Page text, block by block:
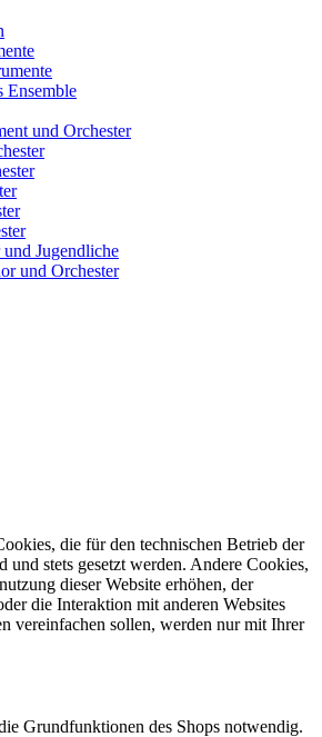
Ensemble
und Orchester
Jugendliche
und Orchester
die für den technischen Betrieb der
und stets gesetzt werden. Andere Cookies,
dieser Website erhöhen, der
die Interaktion mit anderen Websites
vereinfachen sollen, werden nur mit Ihrer
Grundfunktionen des Shops notwendig.